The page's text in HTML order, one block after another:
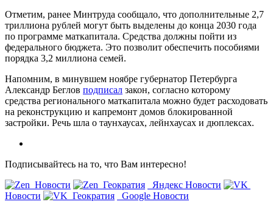
Отметим, ранее Минтруда сообщало, что дополнительные 2,7
триллиона рублей могут быть выделены до конца 2030 года
по программе маткапитала. Средства должны пойти из
федерального бюджета. Это позволит обеспечить пособиями
порядка 3,2 миллиона семей.
Напомним, в минувшем ноябре губернатор Петербурга
Александр Беглов подписал закон, согласно которому
средства регионального маткапитала можно будет расходовать
на реконструкцию и капремонт домов блокированной
застройки. Речь шла о таунхаусах, лейнхаусах и дюплексах.
Подписывайтесь на то, что Вам интересно!
Новости
Геократия
Яндекс Новости
Новости
Геократия Google Новости